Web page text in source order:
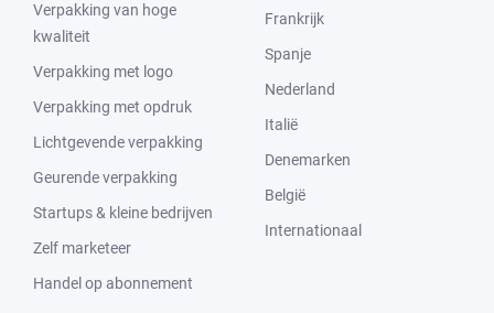
Verpakking van hoge
kwaliteit
Verpakking met logo
Verpakking met opdruk
Lichtgevende verpakking
Geurende verpakking
Startups & kleine bedrijven
Zelf marketeer
Handel op abonnement
Frankrijk
Spanje
Nederland
Italië
Denemarken
België
Internationaal